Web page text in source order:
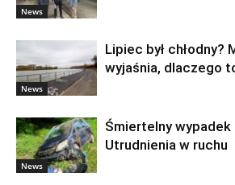
News
News
Lipiec był chłodny?
wyjaśnia, dlaczego
News
Śmiertelny wypadek
Utrudnienia w ruchu